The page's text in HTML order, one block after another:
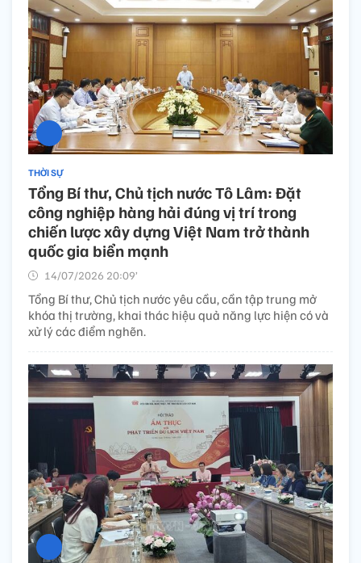
THỜI SỰ
Tổng Bí thư, Chủ tịch nước Tô Lâm: Đặt
công nghiệp hàng hải đúng vị trí trong
chiến lược xây dựng Việt Nam trở thành
quốc gia biển mạnh
14/07/2026 20:09’
Tổng Bí thư, Chủ tịch nước yêu cầu, cần tập trung mở
khóa thị trường, khai thác hiệu quả năng lực hiện có và
xử lý các điểm nghẽn.